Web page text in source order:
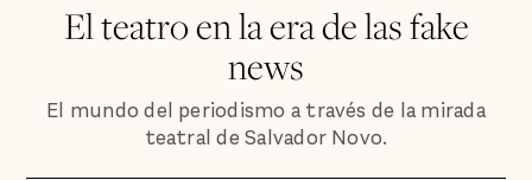
El teatro en la era de las fake
news
El mundo del periodismo a través de la mirada
teatral de Salvador Novo.